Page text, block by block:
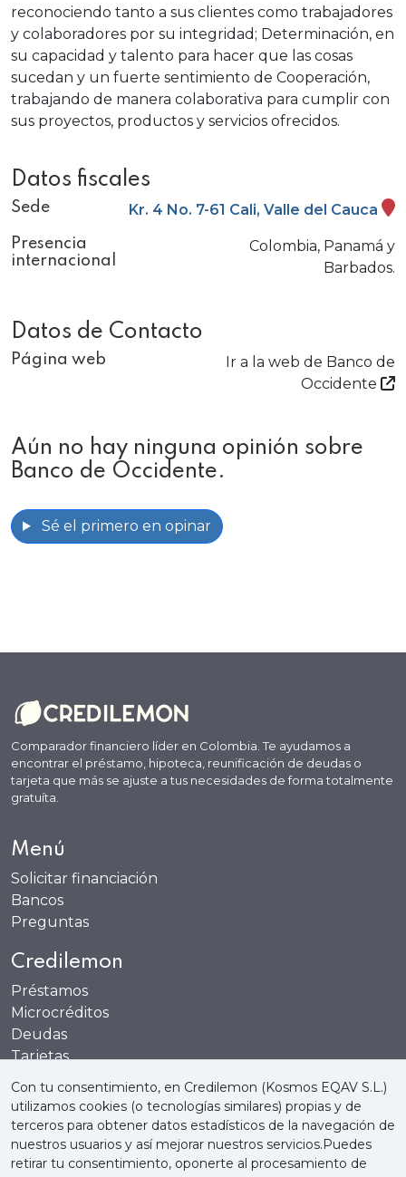
reconociendo tanto a sus clientes como trabajadores
y colaboradores por su integridad; Determinación, en
su capacidad y talento para hacer que las cosas
sucedan y un fuerte sentimiento de Cooperación,
trabajando de manera colaborativa para cumplir con
sus proyectos, productos y servicios ofrecidos.
Datos fiscales
Sede Kr. 4 No. 7-61 Cali, Valle del Cauca
Presencia
internacional
Colombia, Panamá y
Barbados.
Datos de Contacto
Página web
Ir a la web de Banco de
Occidente
Aún no hay ninguna opinión sobre
Banco de Occidente.
Sé el primero en opinar
Comparador financiero líder en Colombia. Te ayudamos a
encontrar el préstamo, hipoteca, reunificación de deudas o
tarjeta que más se ajuste a tus necesidades de forma totalmente
gratuíta.
Menú
Solicitar financiación
Bancos
Preguntas
Credilemon
Préstamos
Microcréditos
Deudas
Tarjetas
Cuentas
Con tu consentimiento, en Credilemon (Kosmos EQAV S.L.)
utilizamos cookies (o tecnologías similares) propias y de
terceros para obtener datos estadísticos de la navegación de
nuestros usuarios y así mejorar nuestros servicios.Puedes
retirar tu consentimiento, oponerte al procesamiento de